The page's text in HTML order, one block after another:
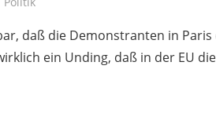
daß die Demonstranten in
ein Unding, daß in der EU